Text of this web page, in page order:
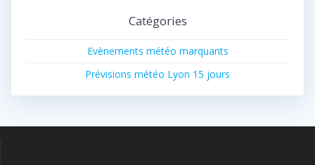
Catégories
Evènements météo marquants
Prévisions météo Lyon 15 jours